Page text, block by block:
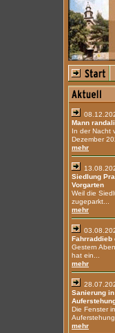
Mann
In der Nacht
Dezember
mehr
Siedlung
Vorgarten
Weil die
zugeparkt...
mehr
Fahrraddieb
Gestern
hat ein...
mehr
Sanierung
Die Fenster
mehr